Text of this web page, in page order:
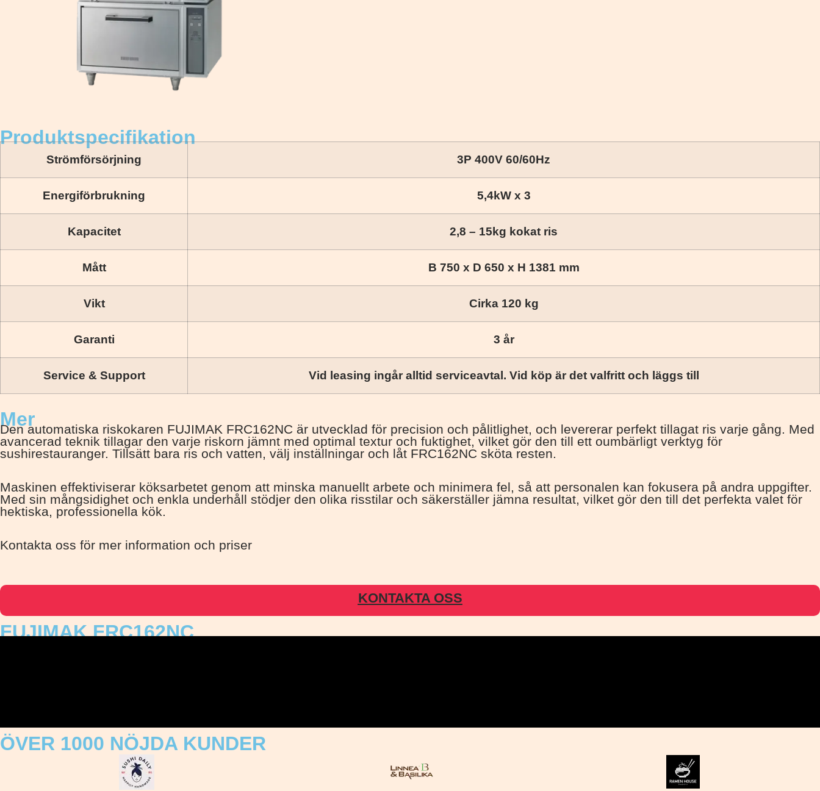
Produktspecifikation
Strömförsörjning 3P 400V 60/60Hz
Energiförbrukning 5,4kW x 3
Kapacitet 2,8 – 15kg kokat ris
Mått B 750 x D 650 x H 1381 mm
Vikt Cirka 120 kg
Garanti 3 år
Service & Support Vid leasing ingår alltid serviceavtal. Vid köp är det valfritt och läggs till
Mer
Den automatiska riskokaren FUJIMAK FRC162NC är utvecklad för precision och pålitlighet, och levererar perfekt tillagat ris varje gång. Med
avancerad teknik tillagar den varje riskorn jämnt med optimal textur och fuktighet, vilket gör den till ett oumbärligt verktyg för
sushirestauranger. Tillsätt bara ris och vatten, välj inställningar och låt FRC162NC sköta resten.
Maskinen effektiviserar köksarbetet genom att minska manuellt arbete och minimera fel, så att personalen kan fokusera på andra uppgifter.
Med sin mångsidighet och enkla underhåll stödjer den olika risstilar och säkerställer jämna resultat, vilket gör den till det perfekta valet för
hektiska, professionella kök.
Kontakta oss för mer information och priser
KONTAKTA OSS
FUJIMAK FRC162NC
ÖVER 1000 NÖJDA KUNDER